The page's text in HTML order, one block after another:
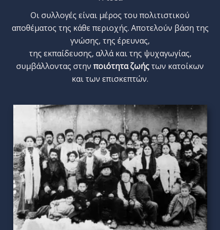
Οι συλλογές είναι μέρος του πολιτιστικού
αποθέματος της κάθε περιοχής. Αποτελούν βάση της
γνώσης, της έρευνας,
της εκπαίδευσης, αλλά και της ψυχαγωγίας,
συμβάλλοντας στην ποιότητα ζωήςτων κατοίκων
και των επισκεπτών.